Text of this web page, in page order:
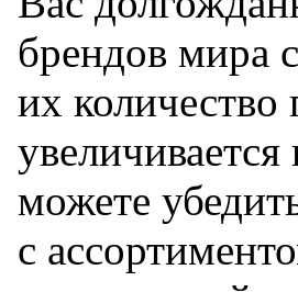
брендов мира
их количество
можете
с